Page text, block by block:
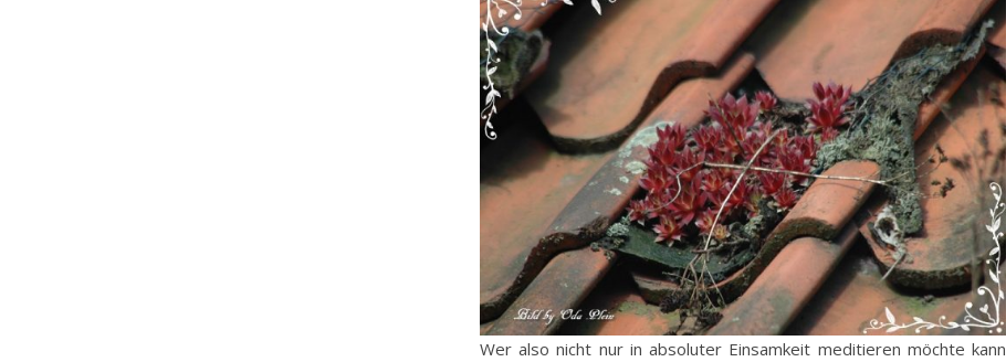
Wer also nicht nur in absoluter Einsamkeit meditieren möchte kann